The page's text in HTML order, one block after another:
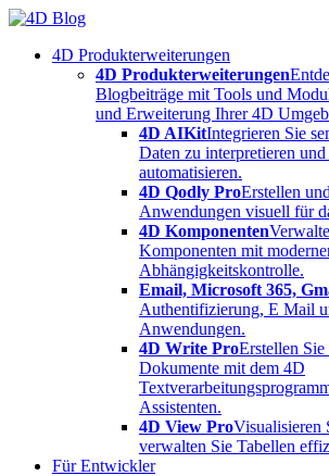
Skip
content4D Produkterweiterungen
4D Produkterweiterungen
Blogbeiträge mit Tools und
und Erweiterung Ihrer 4D
4D AIKitIntegrieren Sie
Daten zu interpretieren
automatisieren.
4D Qodly ProErstellen
Anwendungen visuell für
4D Komponenten
Komponenten mit
Abhängigkeitskontrolle.
Email, Microsoft 365,
Authentifizierung, E Mail
Anwendungen.
4D Write ProErstellen Sie
Dokumente mit dem 4D
Assistenten.
4D View ProVisualisieren
verwalten Sie Tabellen
Für Entwickler